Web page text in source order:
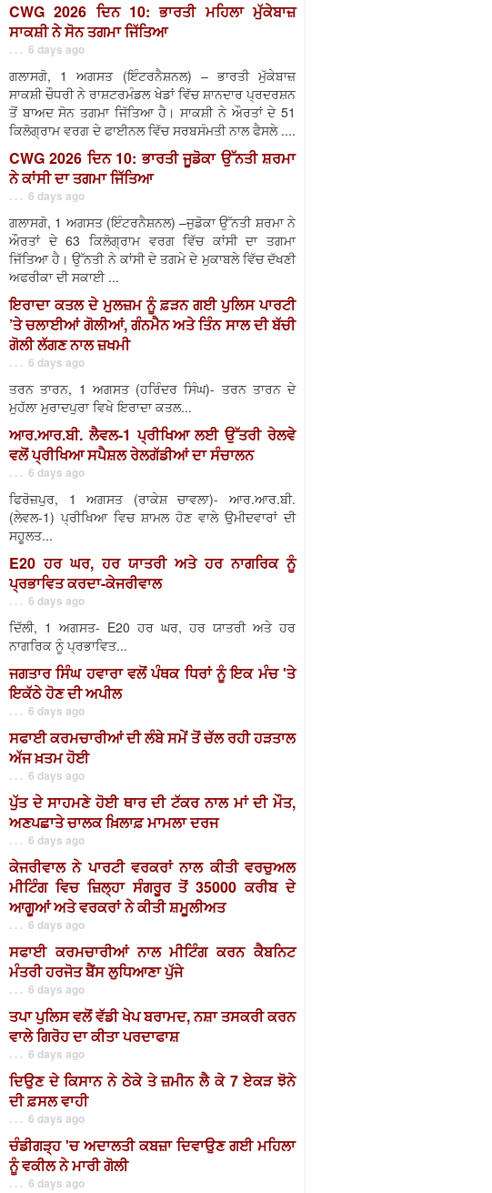
CWG 2026 ਦਿਨ 10: ਭਾਰਤੀ ਮਹਿਲਾ ਮੁੱਕੇਬਾਜ਼
ਸਾਕਸ਼ੀ ਨੇ ਸੋਨ ਤਗਮਾ ਜਿੱਤਿਆ
. . . 6 days ago
ਗਲਾਸਗੋ, 1 ਅਗਸਤ (ਇੰਟਰਨੈਸ਼ਨਲ) – ਭਾਰਤੀ ਮੁੱਕੇਬਾਜ਼
ਸਾਕਸ਼ੀ ਚੌਧਰੀ ਨੇ ਰਾਸ਼ਟਰਮੰਡਲ ਖੇਡਾਂ ਵਿੱਚ ਸ਼ਾਨਦਾਰ ਪ੍ਰਦਰਸ਼ਨ
ਤੋਂ ਬਾਅਦ ਸੋਨ ਤਗਮਾ ਜਿੱਤਿਆ ਹੈ। ਸਾਕਸ਼ੀ ਨੇ ਔਰਤਾਂ ਦੇ 51
ਕਿਲੋਗ੍ਰਾਮ ਵਰਗ ਦੇ ਫਾਈਨਲ ਵਿੱਚ ਸਰਬਸੰਮਤੀ ਨਾਲ ਫੈਸਲੇ ....
CWG 2026 ਦਿਨ 10: ਭਾਰਤੀ ਜੂਡੋਕਾ ਉੱਨਤੀ ਸ਼ਰਮਾ
ਨੇ ਕਾਂਸੀ ਦਾ ਤਗਮਾ ਜਿੱਤਿਆ
. . . 6 days ago
ਗਲਾਸਗੋ, 1 ਅਗਸਤ (ਇੰਟਰਨੈਸ਼ਨਲ) –ਜੁਡੋਕਾ ਉੱਨਤੀ ਸ਼ਰਮਾ ਨੇ
ਔਰਤਾਂ ਦੇ 63 ਕਿਲੋਗ੍ਰਾਮ ਵਰਗ ਵਿੱਚ ਕਾਂਸੀ ਦਾ ਤਗਮਾ
ਜਿੱਤਿਆ ਹੈ। ਉੱਨਤੀ ਨੇ ਕਾਂਸੀ ਦੇ ਤਗਮੇ ਦੇ ਮੁਕਾਬਲੇ ਵਿੱਚ ਦੱਖਣੀ
ਅਫਰੀਕਾ ਦੀ ਸਕਾਈ ...
ਇਰਾਦਾ ਕਤਲ ਦੇ ਮੁਲਜ਼ਮ ਨੂੰ ਫ਼ੜਨ ਗਈ ਪੁਲਿਸ ਪਾਰਟੀ
’ਤੇ ਚਲਾਈਆਂ ਗੋਲੀਆਂ, ਗੰਨਮੈਨ ਅਤੇ ਤਿੰਨ ਸਾਲ ਦੀ ਬੱਚੀ
ਗੋਲੀ ਲੱਗਣ ਨਾਲ ਜ਼ਖਮੀ
. . . 6 days ago
ਤਰਨ ਤਾਰਨ, 1 ਅਗਸਤ (ਹਰਿੰਦਰ ਸਿੰਘ)- ਤਰਨ ਤਾਰਨ ਦੇ
ਮੁਹੱਲਾ ਮੁਰਾਦਪੁਰਾ ਵਿਖੇ ਇਰਾਦਾ ਕਤਲ...
ਆਰ.ਆਰ.ਬੀ. ਲੈਵਲ-1 ਪ੍ਰੀਖਿਆ ਲਈ ਉੱਤਰੀ ਰੇਲਵੇ
ਵਲੋਂ ਪ੍ਰੀਖਿਆ ਸਪੈਸ਼ਲ ਰੇਲਗੱਡੀਆਂ ਦਾ ਸੰਚਾਲਨ
. . . 6 days ago
ਫਿਰੋਜ਼ਪੁਰ, 1 ਅਗਸਤ (ਰਾਕੇਸ਼ ਚਾਵਲਾ)- ਆਰ.ਆਰ.ਬੀ.
(ਲੇਵਲ-1) ਪ੍ਰੀਖਿਆ ਵਿਚ ਸ਼ਾਮਲ ਹੋਣ ਵਾਲੇ ਉਮੀਦਵਾਰਾਂ ਦੀ
ਸਹੂਲਤ...
E20 ਹਰ ਘਰ, ਹਰ ਯਾਤਰੀ ਅਤੇ ਹਰ ਨਾਗਰਿਕ ਨੂੰ
ਪ੍ਰਭਾਵਿਤ ਕਰਦਾ-ਕੇਜਰੀਵਾਲ
. . . 6 days ago
ਦਿੱਲੀ, 1 ਅਗਸਤ- E20 ਹਰ ਘਰ, ਹਰ ਯਾਤਰੀ ਅਤੇ ਹਰ
ਨਾਗਰਿਕ ਨੂੰ ਪ੍ਰਭਾਵਿਤ...
ਜਗਤਾਰ ਸਿੰਘ ਹਵਾਰਾ ਵਲੋਂ ਪੰਥਕ ਧਿਰਾਂ ਨੂੰ ਇਕ ਮੰਚ 'ਤੇ
ਇਕੱਠੇ ਹੋਣ ਦੀ ਅਪੀਲ
. . . 6 days ago
ਸਫਾਈ ਕਰਮਚਾਰੀਆਂ ਦੀ ਲੰਬੇ ਸਮੇਂ ਤੋਂ ਚੱਲ ਰਹੀ ਹੜਤਾਲ
ਅੱਜ ਖ਼ਤਮ ਹੋਈ
. . . 6 days ago
ਪੁੱਤ ਦੇ ਸਾਹਮਣੇ ਹੋਈ ਥਾਰ ਦੀ ਟੱਕਰ ਨਾਲ ਮਾਂ ਦੀ ਮੌਤ,
ਅਣਪਛਾਤੇ ਚਾਲਕ ਖ਼ਿਲਾਫ਼ ਮਾਮਲਾ ਦਰਜ
. . . 6 days ago
ਕੇਜਰੀਵਾਲ ਨੇ ਪਾਰਟੀ ਵਰਕਰਾਂ ਨਾਲ ਕੀਤੀ ਵਰਚੁਅਲ
ਮੀਟਿੰਗ ਵਿਚ ਜ਼ਿਲ੍ਹਾ ਸੰਗਰੂਰ ਤੋਂ 35000 ਕਰੀਬ ਦੇ
ਆਗੂਆਂ ਅਤੇ ਵਰਕਰਾਂ ਨੇ ਕੀਤੀ ਸ਼ਮੂਲੀਅਤ
. . . 6 days ago
ਸਫਾਈ ਕਰਮਚਾਰੀਆਂ ਨਾਲ ਮੀਟਿੰਗ ਕਰਨ ਕੈਬਨਿਟ
ਮੰਤਰੀ ਹਰਜੋਤ ਬੈਂਸ ਲੁਧਿਆਣਾ ਪੁੱਜੇ
. . . 6 days ago
ਤਪਾ ਪੁਲਿਸ ਵਲੋਂ ਵੱਡੀ ਖੇਪ ਬਰਾਮਦ, ਨਸ਼ਾ ਤਸਕਰੀ ਕਰਨ
ਵਾਲੇ ਗਿਰੋਹ ਦਾ ਕੀਤਾ ਪਰਦਾਫਾਸ਼
. . . 6 days ago
ਦਿਉਣ ਦੇ ਕਿਸਾਨ ਨੇ ਠੇਕੇ ਤੇ ਜ਼ਮੀਨ ਲੈ ਕੇ 7 ਏਕੜ ਝੋਨੇ
ਦੀ ਫ਼ਸਲ ਵਾਹੀ
. . . 6 days ago
ਚੰਡੀਗੜ੍ਹ 'ਚ ਅਦਾਲਤੀ ਕਬਜ਼ਾ ਦਿਵਾਉਣ ਗਈ ਮਹਿਲਾ
ਨੂੰ ਵਕੀਲ ਨੇ ਮਾਰੀ ਗੋਲੀ
. . . 6 days ago